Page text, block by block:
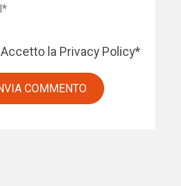
Accetto la Privacy Policy*